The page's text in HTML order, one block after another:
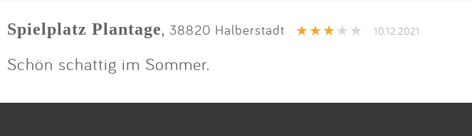
Spielplatz Plantage, 38820 Halberstadt 10.12.2021
Schön schattig im Sommer.